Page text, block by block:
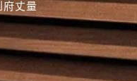
丈量